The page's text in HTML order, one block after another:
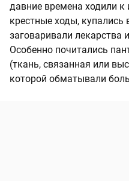
давние времена ходили к
крестные ходы, купались
заговаривали
Особенно почитались
(ткань, связанная или
которой обматывали